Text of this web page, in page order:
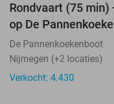
Rondvaart (75 min)
op De
De Pannenkoekenboot
Nijmegen (+2 locaties)
Verkocht: 4.430